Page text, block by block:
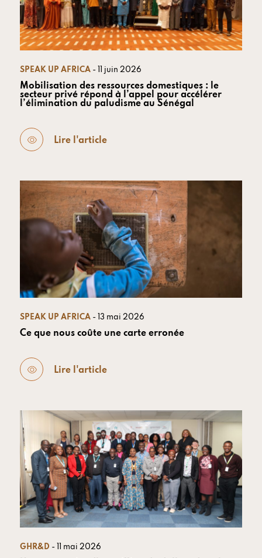
SPEAK UP AFRICA - 11 juin 2026
Mobilisation des ressources domestiques : le
secteur privé répond à l’appel pour accélérer
l’élimination du paludisme au Sénégal
Lire l'article
SPEAK UP AFRICA - 13 mai 2026
Ce que nous coûte une carte erronée
Lire l'article
GHR&D - 11 mai 2026